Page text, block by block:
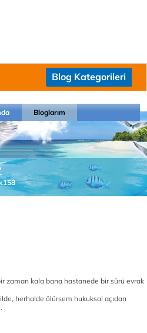
Blog Kategorileri
Bloglarım
zaman kala bana hastanede bir sürü evrak
herhalde ölürsem hukuksal açıdan